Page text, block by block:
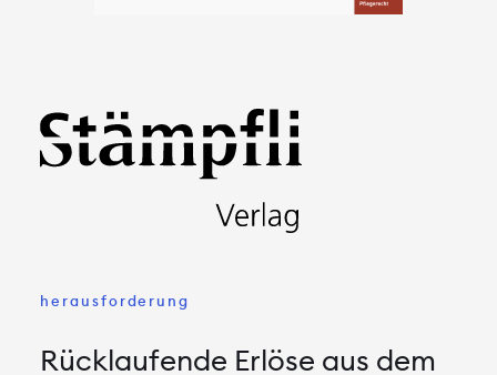
herausforderung
Rücklaufende Erlöse aus dem